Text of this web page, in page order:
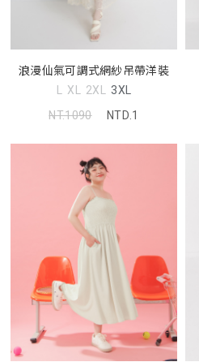
浪漫仙氣可調式網紗吊帶洋裝
L XL 2XL 3XL
NT.1090
NTD.1